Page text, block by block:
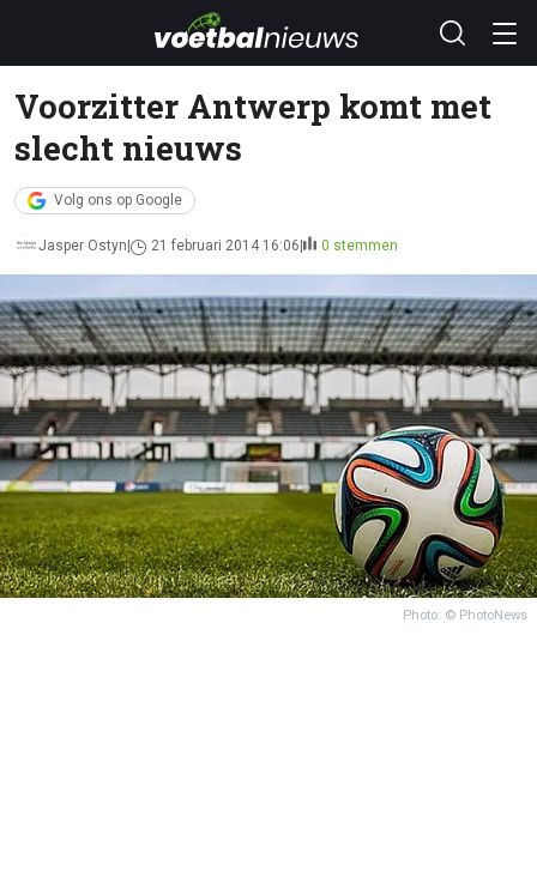
Voorzitter Antwerp komt met
slecht nieuws
Volg ons op Google
Jasper Ostyn 21 februari 2014 16:06 0 stemmen
Photo: © PhotoNews